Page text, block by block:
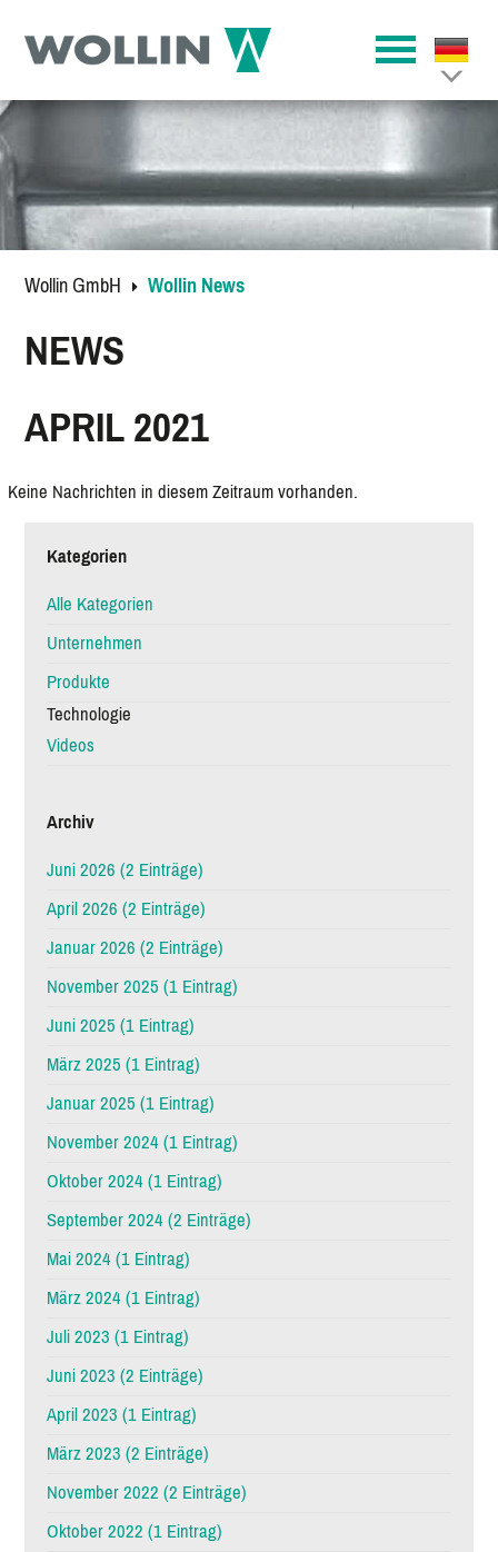
Wollin GmbH Wollin News
NEWS
APRIL 2021
Keine Nachrichten in diesem Zeitraum vorhanden.
Kategorien
Alle Kategorien
Unternehmen
Produkte
Technologie
Videos
Archiv
Juni 2026 (2 Einträge)
April 2026 (2 Einträge)
Januar 2026 (2 Einträge)
November 2025 (1 Eintrag)
Juni 2025 (1 Eintrag)
März 2025 (1 Eintrag)
Januar 2025 (1 Eintrag)
November 2024 (1 Eintrag)
Oktober 2024 (1 Eintrag)
September 2024 (2 Einträge)
Mai 2024 (1 Eintrag)
März 2024 (1 Eintrag)
Juli 2023 (1 Eintrag)
Juni 2023 (2 Einträge)
April 2023 (1 Eintrag)
März 2023 (2 Einträge)
November 2022 (2 Einträge)
Oktober 2022 (1 Eintrag)